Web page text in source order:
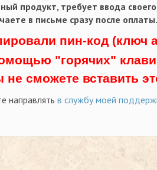
продукт, требует ввода
в письме сразу после оплаты.
пин-код (ключ
"горячих"
сможете вставить
направлять в службу моей